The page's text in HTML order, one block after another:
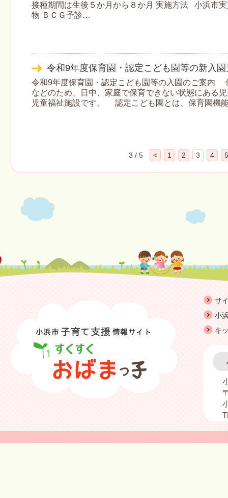
接種期間は生後５か月から８か月 実施方法 小浜市
物 ＢＣＧ予診…
令和9年度保育園・認定こども園等の新入
令和9年度保育園・認定こども園等の入園のご案内
などのため、日中、家庭で保育できない状態にある
児童福祉施設です。 認定こども園とは、保育園機
3 / 5 < 1 2 3 4 5
サ
小
キ